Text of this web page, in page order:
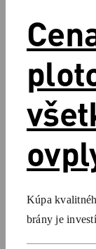
Kúpa
brány je